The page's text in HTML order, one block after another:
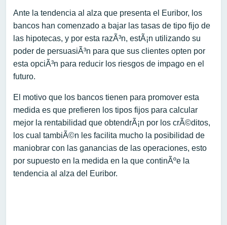
Ante la tendencia al alza que presenta el Euribor, los
bancos han comenzado a bajar las tasas de tipo fijo de
las hipotecas, y por esta razÃ³n, estÃ¡n utilizando su
poder de persuasiÃ³n para que sus clientes opten por
esta opciÃ³n para reducir los riesgos de impago en el
futuro.
El motivo que los bancos tienen para promover esta
medida es que prefieren los tipos fijos para calcular
mejor la rentabilidad que obtendrÃ¡n por los crÃ©ditos,
los cual tambiÃ©n les facilita mucho la posibilidad de
maniobrar con las ganancias de las operaciones, esto
por supuesto en la medida en la que continÃºe la
tendencia al alza del Euribor.